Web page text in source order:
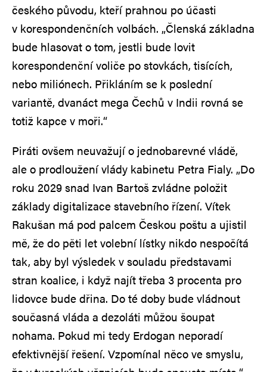
českého původu, kteří prahnou po účasti
v korespondenčních volbách. „Členská základna
bude hlasovat o tom, jestli bude lovit
korespondenční voliče po stovkách, tisících,
nebo miliónech. Přikláním se k poslední
variantě, dvanáct mega Čechů v Indii rovná se
totiž kapce v moři.“
Piráti ovšem neuvažují o jednobarevné vládě,
ale o prodloužení vlády kabinetu Petra Fialy. „Do
roku 2029 snad Ivan Bartoš zvládne položit
základy digitalizace stavebního řízení. Vítek
Rakušan má pod palcem Českou poštu a ujistil
mě, že do pěti let volební lístky nikdo nespočítá
tak, aby byl výsledek v souladu představami
stran koalice, i když najít třeba 3 procenta pro
lidovce bude dřina. Do té doby bude vládnout
současná vláda a dezoláti můžou šoupat
nohama. Pokud mi tedy Erdogan neporadí
efektivnější řešení. Vzpomínal něco ve smyslu,